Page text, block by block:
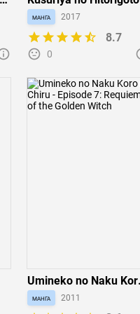
манга 2017
8.7
0
Umineko no Naku
ni Chiru - Episode 7:
Requiem of the Golden
манга 2011